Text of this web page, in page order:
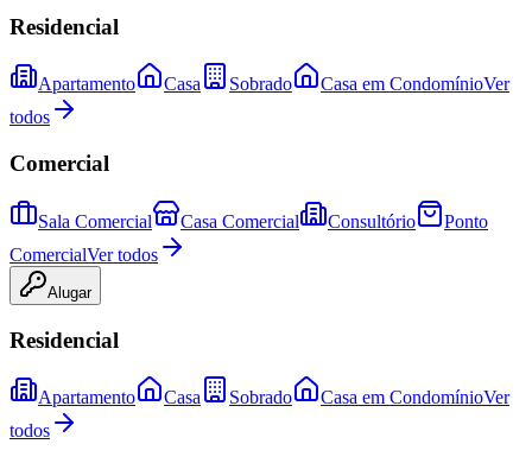
Residencial
Apartamento Casa Sobrado Casa em CondomínioVer
todos
Comercial
Sala Comercial Casa Comercial Consultório
Ponto
ComercialVer todos
Alugar
Residencial
Apartamento Casa Sobrado Casa em CondomínioVer
todos